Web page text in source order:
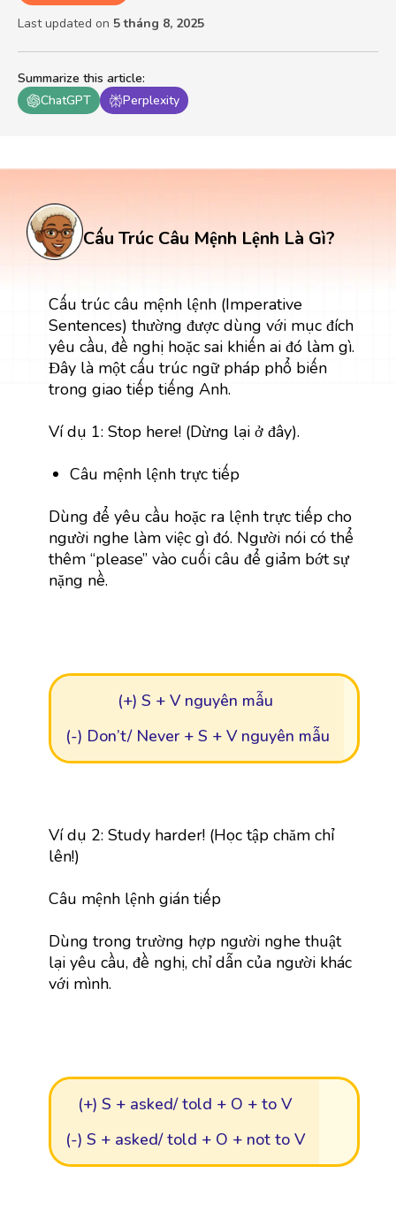
Summarize this article:
ChatGPT
Perplexity
Last updated on 5 tháng 8, 2025
Cấu Trúc Câu Mệnh Lệnh Là Gì?
Cấu trúc câu mệnh lệnh (Imperative
Sentences) thường được dùng với mục đích
yêu cầu, đề nghị hoặc sai khiến ai đó làm gì.
Đây là một cấu trúc ngữ pháp phổ biến
trong giao tiếp tiếng Anh.
Ví dụ 1: Stop here! (Dừng lại ở đây).
Câu mệnh lệnh trực tiếp
Dùng để yêu cầu hoặc ra lệnh trực tiếp cho
người nghe làm việc gì đó. Người nói có thể
thêm “please” vào cuối câu để giảm bớt sự
nặng nề.
(+) S + V nguyên mẫu
(-) Don’t/ Never + S + V nguyên mẫu
Ví dụ 2: Study harder! (Học tập chăm chỉ
lên!)
Câu mệnh lệnh gián tiếp
Dùng trong trường hợp người nghe thuật
lại yêu cầu, đề nghị, chỉ dẫn của người khác
với mình.
(+) S + asked/ told + O + to V
(-) S + asked/ told + O + not to V